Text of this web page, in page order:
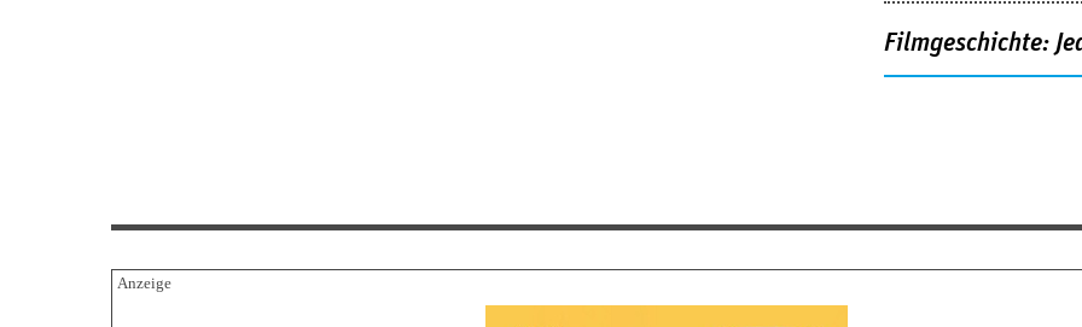
Filmgeschichte: